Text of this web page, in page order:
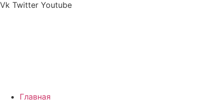
Vk Twitter Youtube
Главная